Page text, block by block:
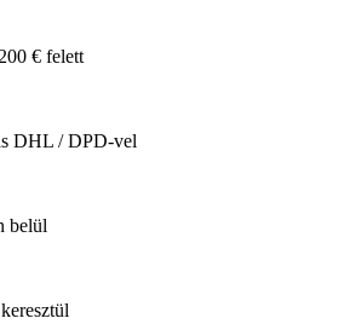
€ felett
DHL / DPD-vel
belül